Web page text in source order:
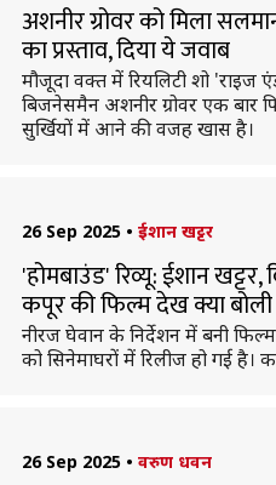
अशनीर ग्रोवर को मिला
का प्रस्ताव, दिया ये जवाब
मौजूदा वक्त में रियलिटी शो
बिजनेसमैन अशनीर ग्रोवर एक बार
सुर्खियों में आने की वजह खास है।
26 Sep 2025 • ईशान खट्टर
'होमबाउंड' रिव्यू: ईशान
कपूर की फिल्म देख क्या
नीरज घेवान के निर्देशन में बनी
को सिनेमाघरों में रिलीज हो गई है।
26 Sep 2025 • वरुण धवन